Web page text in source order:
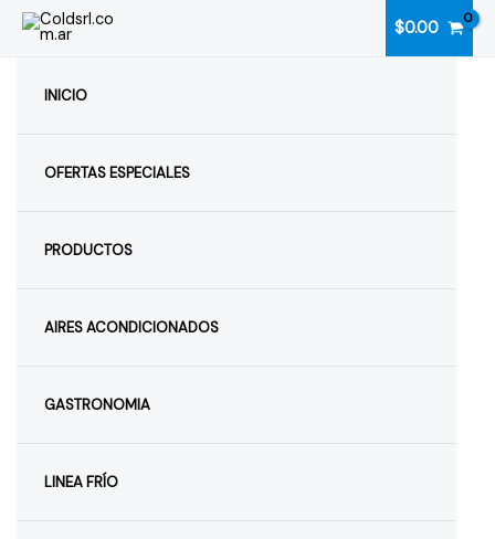
$0.00
INICIO
OFERTAS ESPECIALES
PRODUCTOS
AIRES ACONDICIONADOS
GASTRONOMIA
LINEA FRÍO